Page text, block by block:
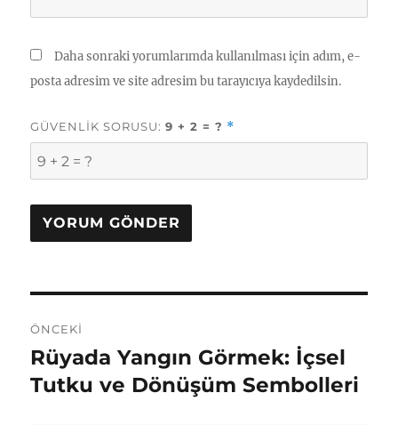
Daha sonraki yorumlarımda kullanılması için adım, e-
posta adresim ve site adresim bu tarayıcıya kaydedilsin.
GÜVENLIK SORUSU:9 + 2 = ? *
gezinmesi
ÖNCEKI
Önceki
yazı:
Rüyada Yangın Görmek: İçsel
Tutku ve Dönüşüm Sembolleri